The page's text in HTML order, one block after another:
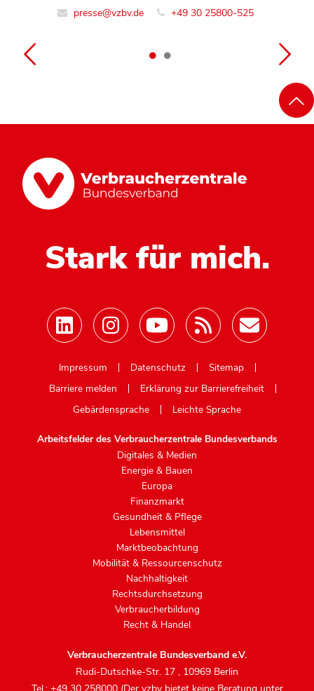
presse@vzbv.de +49 30 25800-525
info@vzbv.de +49 30 25800-0
Stark für mich.
Impressum
Datenschutz
Sitemap
Barriere melden
Erklärung zur Barrierefreiheit
Gebärdensprache
Leichte Sprache
Arbeitsfelder des Verbraucherzentrale Bundesverbands
Digitales & Medien
Energie & Bauen
Europa
Finanzmarkt
Gesundheit & Pflege
Lebensmittel
Marktbeobachtung
Mobilität & Ressourcenschutz
Nachhaltigkeit
Rechtsdurchsetzung
Verbraucherbildung
Recht & Handel
Verbraucherzentrale Bundesverband e.V.
Rudi-Dutschke-Str. 17 , 10969 Berlin